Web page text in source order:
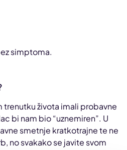
simptoma.
trenutku života imali probavne
bi nam bio “uznemiren”. U
smetnje kratkotrajne te ne
no svakako se javite svom